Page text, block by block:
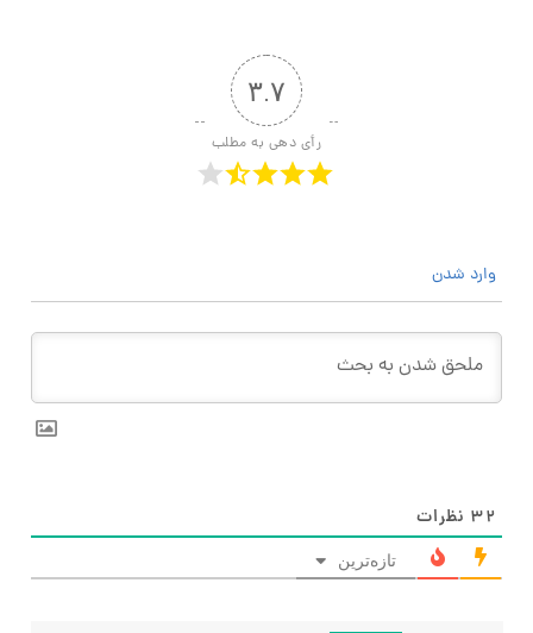
۳.۷
رأی دهی به مطلب
وارد شدن
۳۲ نظرات
تازه‌ترین